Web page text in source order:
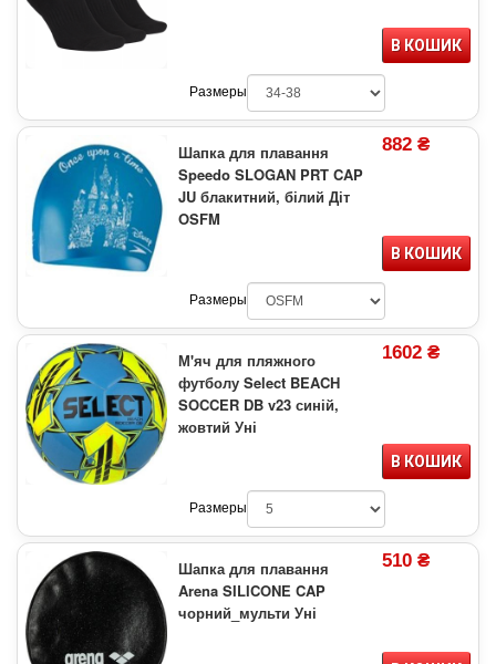
В КОШИК
Размеры
Шапка для плавання
Speedo SLOGAN PRT CAP
JU блакитний, білий Діт
OSFM
882 ₴
В КОШИК
Размеры
М'яч для пляжного
футболу Select BEACH
SOCCER DB v23 синій,
жовтий Уні
1602 ₴
В КОШИК
Размеры
Шапка для плавання
Arena SILICONE CAP
чорний_мульти Уні
510 ₴